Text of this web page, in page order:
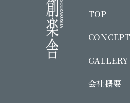
TOP
CONCEPT
GALLERY
会社概要